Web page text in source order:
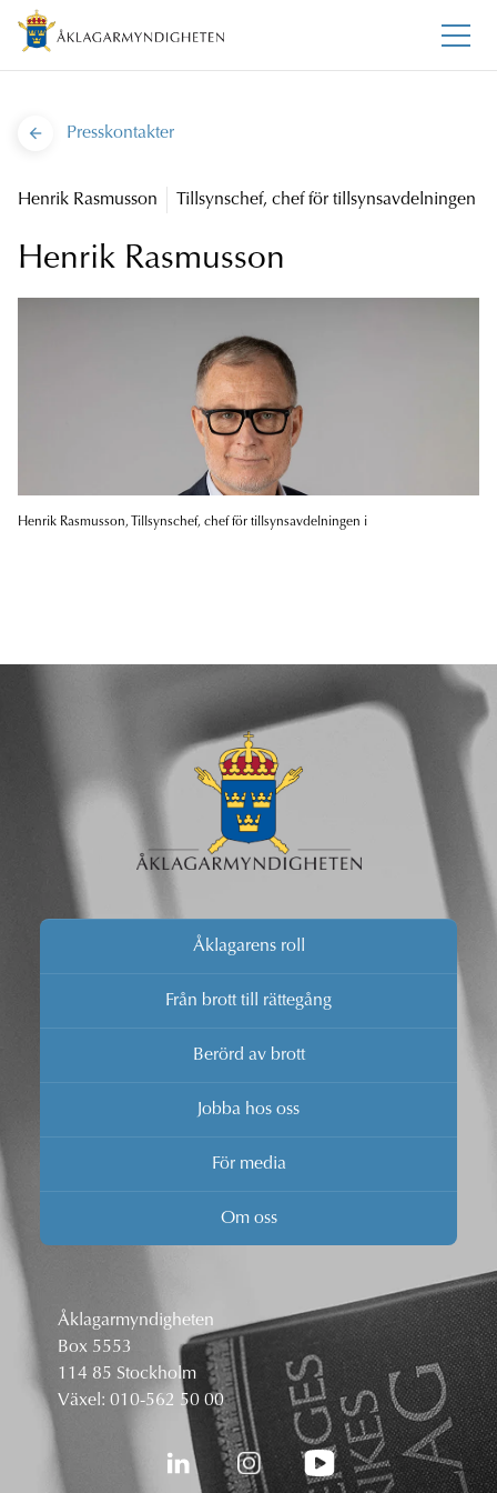
Presskontakter
Henrik Rasmusson Tillsynschef, chef för tillsynsavdelningen
Henrik Rasmusson
Henrik Rasmusson, Tillsynschef, chef för tillsynsavdelningen i
Åklagarens roll
Från brott till rättegång
Berörd av brott
Jobba hos oss
För media
Om oss
Åklagarmyndigheten
Box 5553
114 85 Stockholm
Växel: 010-562 50 00